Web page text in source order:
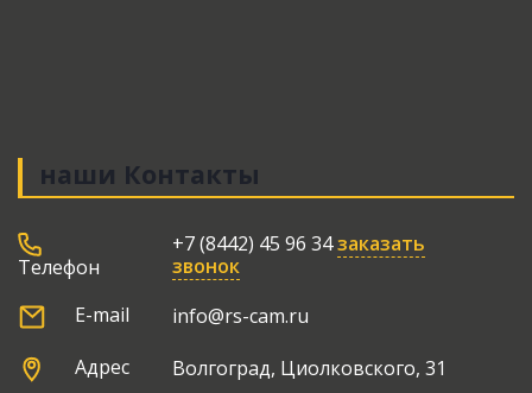
наши Контакты
Телефон
+7 (8442) 45 96 34заказать
звонок
E-mail
info@rs-cam.ru
Адрес
Волгоград, Циолковского, 31